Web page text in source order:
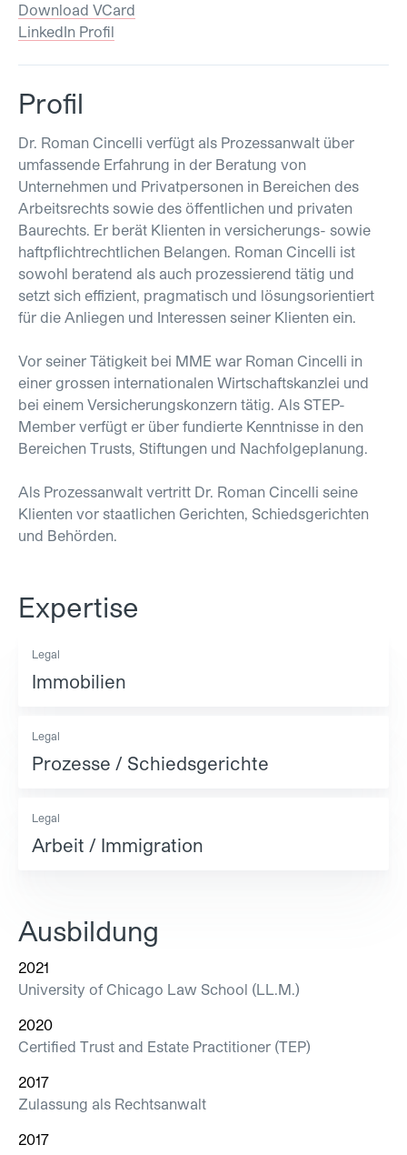
Download VCard
LinkedIn Profil
Profil
Dr. Roman Cincelli verfügt als Prozessanwalt über
umfassende Erfahrung in der Beratung von
Unternehmen und Privatpersonen in Bereichen des
Arbeitsrechts sowie des öffentlichen und privaten
Baurechts. Er berät Klienten in versicherungs- sowie
haftpflichtrechtlichen Belangen. Roman Cincelli ist
sowohl beratend als auch prozessierend tätig und
setzt sich effizient, pragmatisch und lösungsorientiert
für die Anliegen und Interessen seiner Klienten ein.
Vor seiner Tätigkeit bei MME war Roman Cincelli in
einer grossen internationalen Wirtschaftskanzlei und
bei einem Versicherungskonzern tätig. Als STEP-
Member verfügt er über fundierte Kenntnisse in den
Bereichen Trusts, Stiftungen und Nachfolgeplanung.
Als Prozessanwalt vertritt Dr. Roman Cincelli seine
Klienten vor staatlichen Gerichten, Schiedsgerichten
und Behörden.
Expertise
Legal
Immobilien
Legal
Prozesse / Schiedsgerichte
Legal
Arbeit / Immigration
Ausbildung
2021
University of Chicago Law School (LL.M.)
2020
Certified Trust and Estate Practitioner (TEP)
2017
Zulassung als Rechtsanwalt
2017